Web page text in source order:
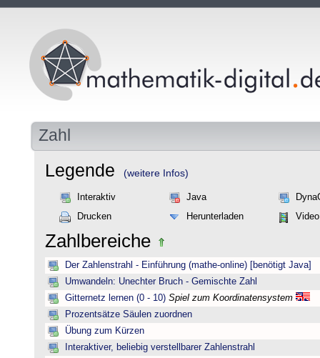
Zahl
Legende (weitere Infos)
Interaktiv Java
Drucken
Herunterladen Video
Zahlbereiche
Der Zahlenstrahl - Einführung (mathe-online) [benötigt Java]
Umwandeln: Unechter Bruch - Gemischte Zahl
Gitternetz lernen (0 - 10) Spiel zum Koordinatensystem
Prozentsätze Säulen zuordnen
Übung zum Kürzen
Interaktiver, beliebig verstellbarer Zahlenstrahl